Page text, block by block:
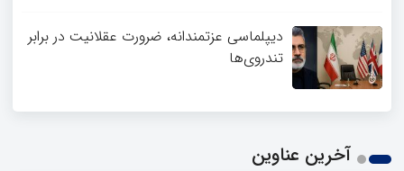
دیپلماسی عزتمندانه، ضرورت عقلانیت در برابر
تندروی‌ها
آخرین عناوین